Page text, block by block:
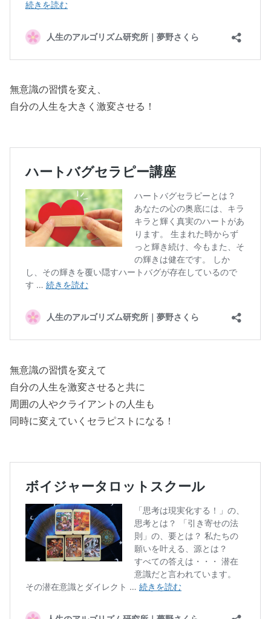
無意識の習慣を変え、
自分の人生を大きく激変させる！
無意識の習慣を変えて
自分の人生を激変させると共に
周囲の人やクライアントの人生も
同時に変えていくセラピストになる！